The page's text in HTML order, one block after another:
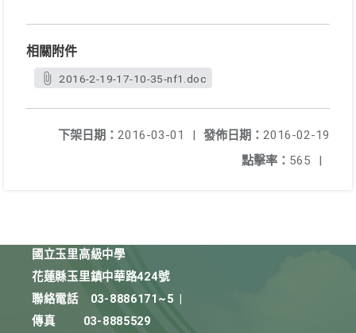
相關附件
2016-2-19-17-10-35-nf1.doc
發佈日期： 2016-02-19
下架日期： 2016-03-01
|
點擊率： 565 |
國立玉里高級中學
花蓮縣玉里鎮中華路424號
聯絡電話
03-8886171~5
傳真
03-8885529